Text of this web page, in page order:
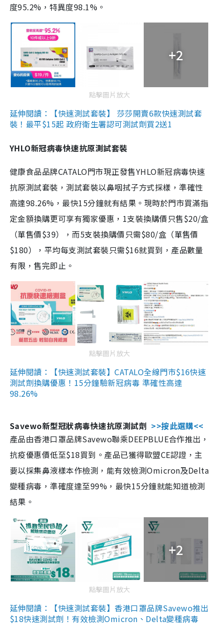
度95.2%，特異度98.1%。
+2
點擊圖片放大
延伸閱讀：【快速測試套裝】 莎莎開賣6款快速測試套
裝！最平$15起 政府衛生署認可測試劑買2送1
YHLO新冠病毒快速抗原測試套裝
健康食品品牌CATALO門市現正發售YHLO新冠病毒快速
抗原測試套裝，測試套裝以鼻咽拭子方式採樣，準確性
高達98.26%，最快15分鐘就有結果。現時於門市買滿指
定金額換購更可享有獨家優惠，1支裝換購價只售$20/盒
（單售價$39），而5支裝換購價只需$80/盒（單售價
$180），平均每支測試套裝只需$16就買到，產品數量
有限，售完即止。
點擊圖片放大
延伸閱讀：【快速測試套裝】CATALO全線門市$16快速
測試劑換購優惠！15分鐘驗新冠病毒 準確性高達
98.26%
Savewo新型冠狀病毒快速抗原測試劑 >>按此選購<<
產品由香港口罩品牌Savewo聯乘DEEPBLUE合作推出，
抗疫優惠價低至$18買到。產品已獲得歐盟CE認證，主
要以採集鼻液樣本作檢測，能有效檢測Omicron及Delta
變種病毒，準確度達至99%，最快15分鐘就能知道檢測
結果。
+2
點擊圖片放大
延伸閱讀：【快速測試套裝】香港口罩品牌Savewo推出
$18快速測試劑！有效檢測Omicron、Delta變種病毒